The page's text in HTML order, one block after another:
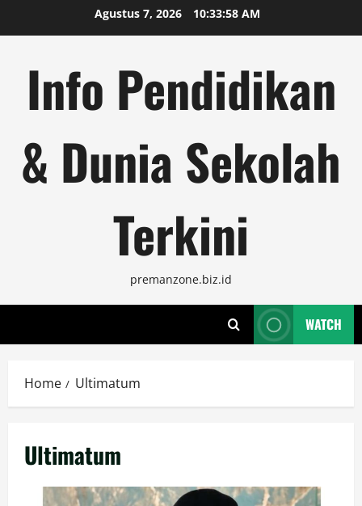
to
Agustus 7, 2026 10:33:59 AM
Info Pendidikan
& Dunia Sekolah
Terkini
premanzone.biz.id
WATCH
Home Ultimatum
Ultimatum